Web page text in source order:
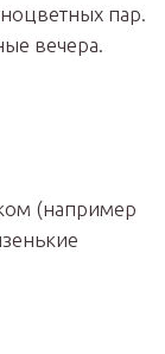
пар.
вечера.
(например